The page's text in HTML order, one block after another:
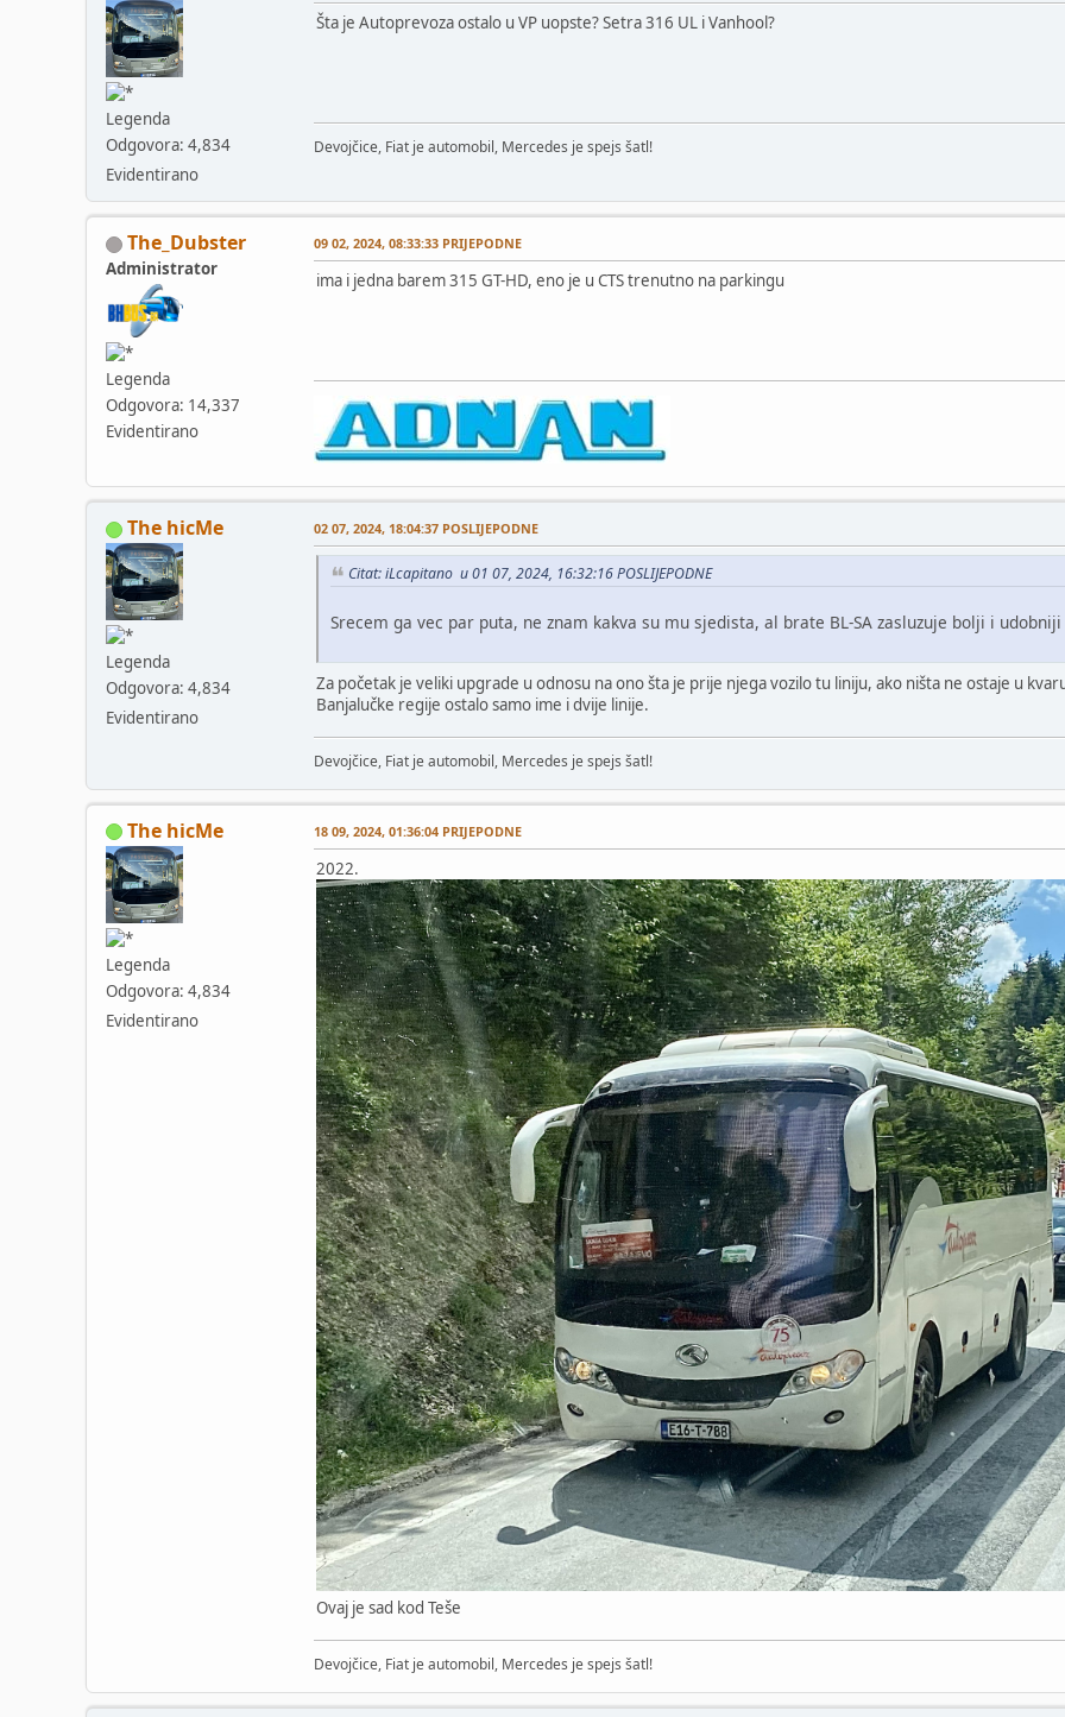
Legenda
Odgovora: 4,834
Evidentirano
Šta je Autoprevoza ostalo u VP uopste? Setra 316 UL i Vanhool?
Devojčice, Fiat je automobil, Mercedes je spejs šatl!
The_Dubster
Administrator
Legenda
Odgovora: 14,337
Evidentirano
09 02, 2024, 08:33:33 PRIJEPODNE
ima i jedna barem 315 GT-HD, eno je u CTS trenutno na parkingu
The hicMe
Legenda
Odgovora: 4,834
Evidentirano
02 07, 2024, 18:04:37 POSLIJEPODNE
Citat: iLcapitano u 01 07, 2024, 16:32:16 POSLIJEPODNE
Srecem ga vec par puta, ne znam kakva su mu sjedista, al brate BL-SA zasluzuje bolji i udobniji
Za početak je veliki upgrade u odnosu na ono šta je prije njega vozilo tu liniju, ako ništa ne ostaje u
Banjalučke regije ostalo samo ime i dvije linije.
Devojčice, Fiat je automobil, Mercedes je spejs šatl!
The hicMe
Legenda
Odgovora: 4,834
Evidentirano
18 09, 2024, 01:36:04 PRIJEPODNE
2022.
Ovaj je sad kod Teše
Devojčice, Fiat je automobil, Mercedes je spejs šatl!